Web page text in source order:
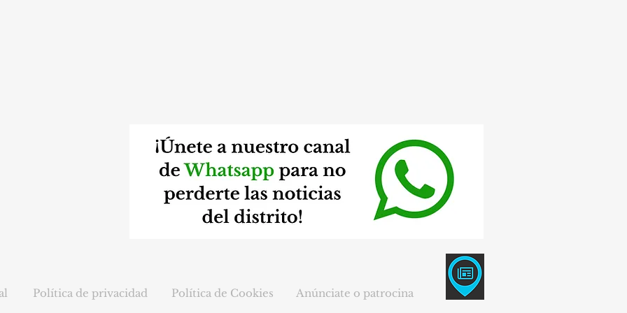
El Palacio del Capricho abrirá al
El PSOE de Barajas denuncia la
retrasos salariales en los talleres
Política de privacidad Política de Cookies Anúnciate o patrocina